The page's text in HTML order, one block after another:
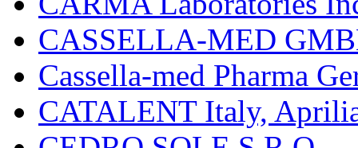
CASSELLA-MED
Cassella-med Pharma
CATALENT Italy,